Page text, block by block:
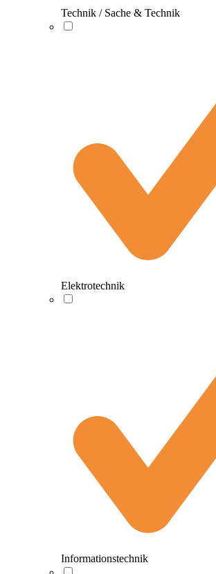
Technik / Sache & Technik
Elektrotechnik
Informationstechnik